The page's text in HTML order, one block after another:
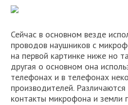
Сейчас в основном везде
проводов наушников с
на первой картинке ниже но
другая о основном она
телефонах и в телефонах
производителей.
контакты микрофона и земли